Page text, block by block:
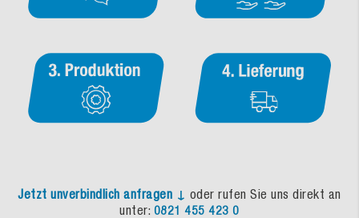
Jetzt unverbindlich anfragen ↓ oder rufen Sie uns direkt an
unter: 0821 455 423 0